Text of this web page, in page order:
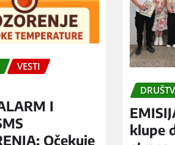
VESTI
I
Očekuje
klupe